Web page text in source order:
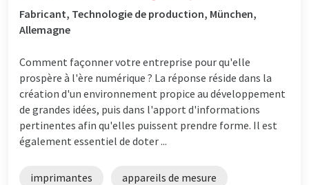
Fabricant, Technologie de production, München,
Allemagne
Comment façonner votre entreprise pour qu'elle
prospère à l'ère numérique ? La réponse réside dans la
création d'un environnement propice au développement
de grandes idées, puis dans l'apport d'informations
pertinentes afin qu'elles puissent prendre forme. Il est
également essentiel de doter ...
imprimantes appareils de mesure